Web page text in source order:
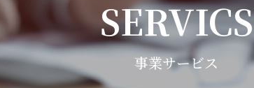
採用コンサル事業
アクセス
SERVICS
事業サービス